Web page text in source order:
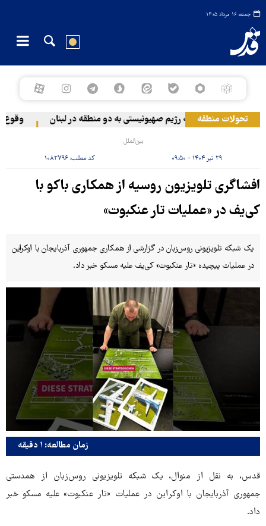
جمعه ۱۶ مرداد ۱۴۰۵
تحولات منطقهحمله رژیم صهیونیستی به دو منطقه در لبنان وقوع
بین‌الملل
۲۹ تیر ۱۴۰۴ - ۰۹:۵۰ کد مطلب:۱۰۸۲۷۹۶
افشاگری تلویزیون روسیه از همکاری باکو با
کی‌یف در «عملیات تار عنکبوت»
یک شبکه تلویزیونی روس‌زبان در گزارشی از همکاری جمهوری‌ آذربایجان با اوکراین
در عملیات پیچیده «تار عنکبوت» کی‌یف علیه مسکو خبر داد.
زمان مطالعه: ۱ دقیقه
قدس، به نقل از منوال، یک شبکه تلویزیونی روس‌زبان از همدستی
جمهوری آذربایجان با اوکراین در عملیات «تار عنکبوت» علیه مسکو خبر
داد.